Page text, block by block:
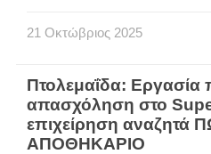
21 Οκτώβριος 2025
Πτολεμαΐδα: Εργασία
απασχόληση στο
επιχείρηση αναζητά
ΑΠΟΘΗΚΑΡΙΟ